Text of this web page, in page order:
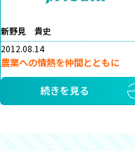
新野見 貴史
2012.08.14
農業への情熱を仲間とともに
続きを見る